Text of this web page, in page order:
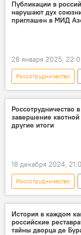
Прекращение
Публикации в
нарушают дух
приглашен в МИД
28 января 2025,
Россотрудничество
Азербайджан
Посольство России в
посол России в
Авиакатастрофа
Декларация о
Россотрудничество
завершение
другие итоги
18 декабря 2024,
Россотрудничество
Россия
Великая Отечественная
История в каждом
российские
тайны дворца де